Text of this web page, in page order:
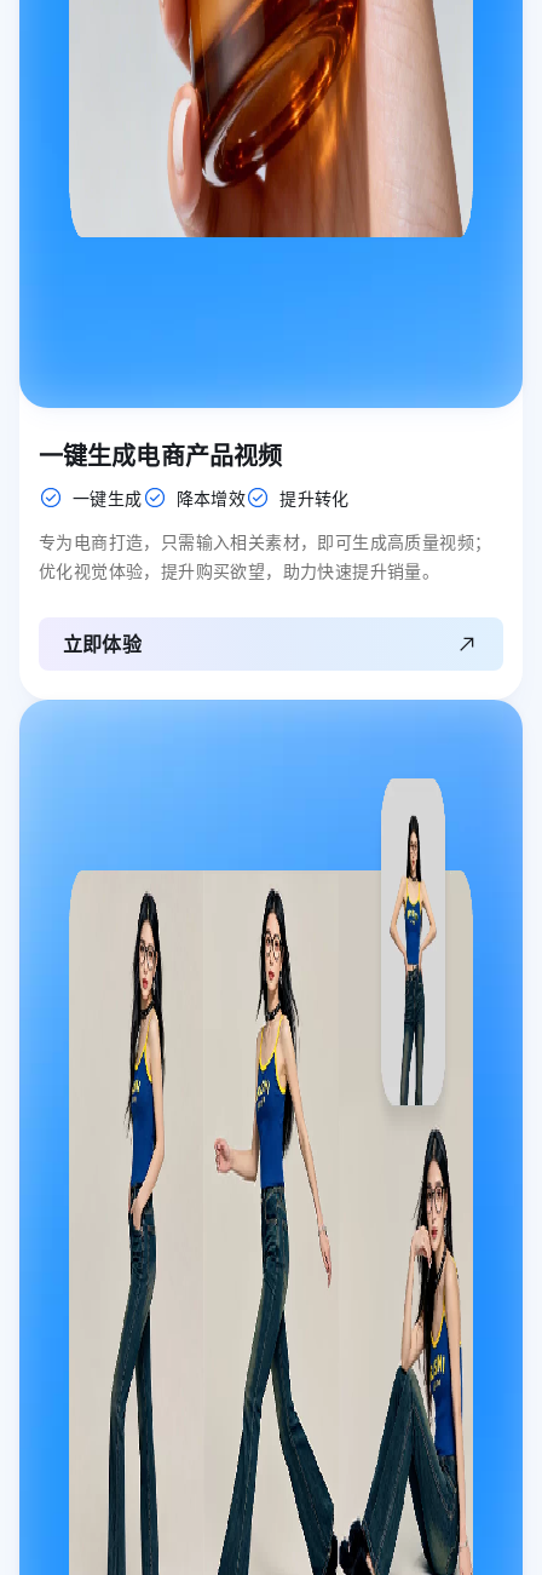
一键生成电商产品视频
一键生成 降本增效
提升转化
专为电商打造，只需输入相关素材，即可生成高质量视频；
优化视觉体验，提升购买欲望，助力快速提升销量。
立即体验